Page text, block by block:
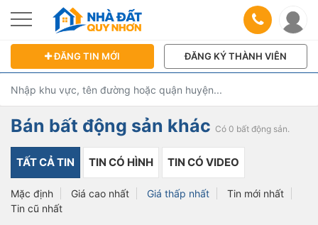
ĐĂNG TIN MỚI ĐĂNG KÝ THÀNH VIÊN
Bán bất động sản khác Có 0 bất động sản.
TẤT CẢ TIN TIN CÓ HÌNH TIN CÓ VIDEO
Mặc định Giá cao nhất Giá thấp nhất
Tin mới nhất
Tin cũ nhất